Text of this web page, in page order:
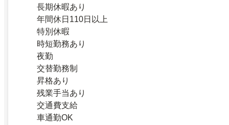
長期休暇あり
年間休日110日以上
特別休暇
時短勤務あり
夜勤
交替勤務制
昇格あり
残業手当あり
交通費支給
車通勤OK